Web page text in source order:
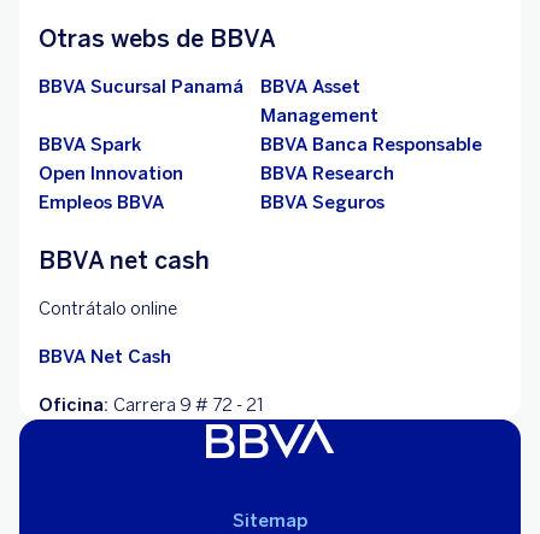
Otras webs de BBVA
BBVA Sucursal Panamá
BBVA Asset
Management
BBVA Spark
BBVA Banca Responsable
Open Innovation
BBVA Research
Empleos BBVA
BBVA Seguros
BBVA net cash
Contrátalo online
BBVA Net Cash
Oficina: Carrera 9 # 72 - 21
Sitemap